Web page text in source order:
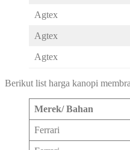
Agtex
Agtex
Agtex
Berikut list harga kanopi
Merek/ Bahan
Ferrari